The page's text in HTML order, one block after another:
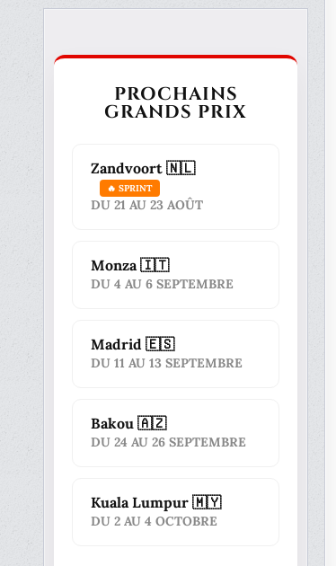
PROCHAINS
GRANDS PRIX
Zandvoort 🇳🇱
🔥 SPRINT
DU 21 AU 23 AOÛT
Monza 🇮🇹
DU 4 AU 6 SEPTEMBRE
Madrid 🇪🇸
DU 11 AU 13 SEPTEMBRE
Bakou 🇦🇿
DU 24 AU 26 SEPTEMBRE
Kuala Lumpur 🇲🇾
DU 2 AU 4 OCTOBRE